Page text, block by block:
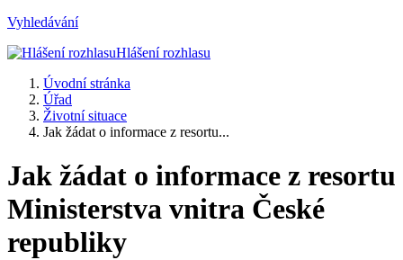
Vyhledávání
Hlášení rozhlasu
Úvodní stránka
Úřad
Životní situace
Jak žádat o informace z resortu...
Jak žádat o informace z resortu
Ministerstva vnitra České
republiky